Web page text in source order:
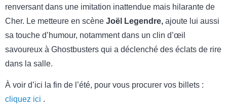
renversant dans une imitation inattendue mais hilarante de
Cher. Le metteure en scène Joël Legendre, ajoute lui aussi
sa touche d’humour, notamment dans un clin d’œil
savoureux à Ghostbusters qui a déclenché des éclats de rire
dans la salle.
À voir d’ici la fin de l’été, pour vous procurer vos billets :
cliquez ici .